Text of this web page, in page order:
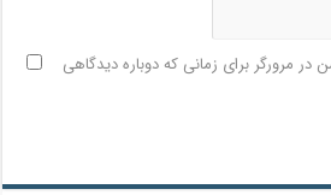
در مرورگر برای زمانی که دوباره دیدگاهی